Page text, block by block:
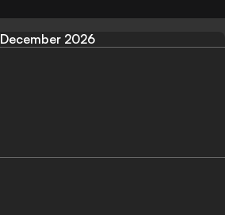
December 2026